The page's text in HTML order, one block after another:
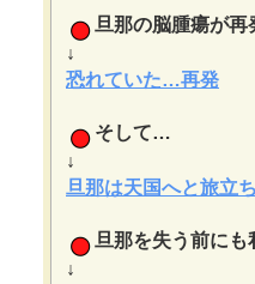
旦那の脳腫瘍が再
↓
恐れていた…再発
そして…
↓
旦那は天国へと旅立
旦那を失う前に
↓